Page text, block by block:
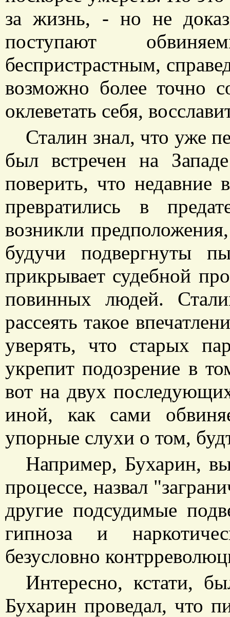
за жизнь, - но не
поступают
беспристрастным,
возможно более точно
оклеветать себя,
Сталин знал, что уже
был встречен на
поверить, что недавние
превратились в
возникли
будучи подвергнуты
прикрывает судебной
повинных людей.
рассеять такое
уверять, что старых
укрепит подозрение в
вот на двух
иной, как сами
упорные слухи о том,
Например, Бухарин,
процессе, назвал
другие подсудимые
гипноза и
безусловно
Интересно, кстати,
Бухарин проведал, что